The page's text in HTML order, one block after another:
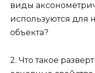
виды
используются для
объекта?
2. Что такое